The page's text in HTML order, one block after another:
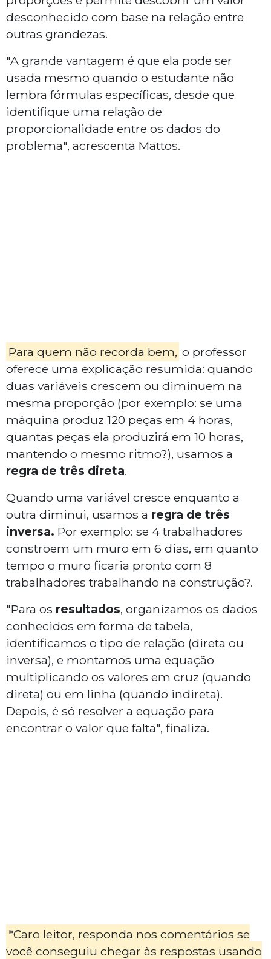
desconhecido com base na relação entre
outras grandezas.
"A grande vantagem é que ela pode ser
usada mesmo quando o estudante não
lembra fórmulas específicas, desde que
identifique uma relação de
proporcionalidade entre os dados do
problema", acrescenta Mattos.
Para quem não recorda bem, o professor
oferece uma explicação resumida: quando
duas variáveis crescem ou diminuem na
mesma proporção (por exemplo: se uma
máquina produz 120 peças em 4 horas,
quantas peças ela produzirá em 10 horas,
mantendo o mesmo ritmo?), usamos a
regra de três direta.
Quando uma variável cresce enquanto a
outra diminui, usamos a regra de três
inversa. Por exemplo: se 4 trabalhadores
constroem um muro em 6 dias, em quanto
tempo o muro ficaria pronto com 8
trabalhadores trabalhando na construção?.
"Para os resultados, organizamos os dados
conhecidos em forma de tabela,
identificamos o tipo de relação (direta ou
inversa), e montamos uma equação
multiplicando os valores em cruz (quando
direta) ou em linha (quando indireta).
Depois, é só resolver a equação para
encontrar o valor que falta", finaliza.
*Caro leitor, responda nos comentários se
você conseguiu chegar às respostas usando